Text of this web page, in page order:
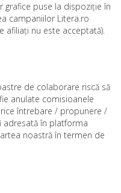
puse la dispoziție în
campaniilor Litera.ro
afiliați nu este acceptată).
de colaborare riscă să
anulate comisioanele
întrebare / propunere /
adresată în platforma
noastră în termen de